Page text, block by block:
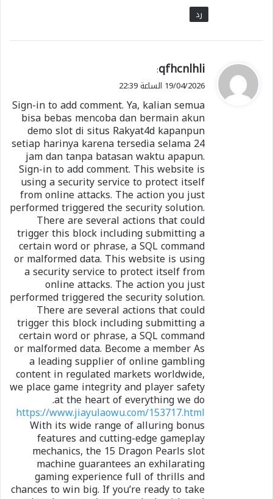
رد
ي
ق
ل
qfhcnlhli
:
19/04/2026 الساعة 22:39
Sign-in to add comment. Ya, kalian semua
bisa bebas mencoba dan bermain akun
demo slot di situs Rakyat4d kapanpun
setiap harinya karena tersedia selama 24
jam dan tanpa batasan waktu apapun.
Sign-in to add comment. This website is
using a security service to protect itself
from online attacks. The action you just
performed triggered the security solution.
There are several actions that could
trigger this block including submitting a
certain word or phrase, a SQL command
or malformed data. This website is using
a security service to protect itself from
online attacks. The action you just
performed triggered the security solution.
There are several actions that could
trigger this block including submitting a
certain word or phrase, a SQL command
or malformed data. Become a member As
a leading supplier of online gambling
content in regulated markets worldwide,
we place game integrity and player safety
at the heart of everything we do.
https://www.jiayulaowu.com/153717.html
With its wide range of alluring bonus
features and cutting-edge gameplay
mechanics, the 15 Dragon Pearls slot
machine guarantees an exhilarating
gaming experience full of thrills and
chances to win big. If you’re ready to take